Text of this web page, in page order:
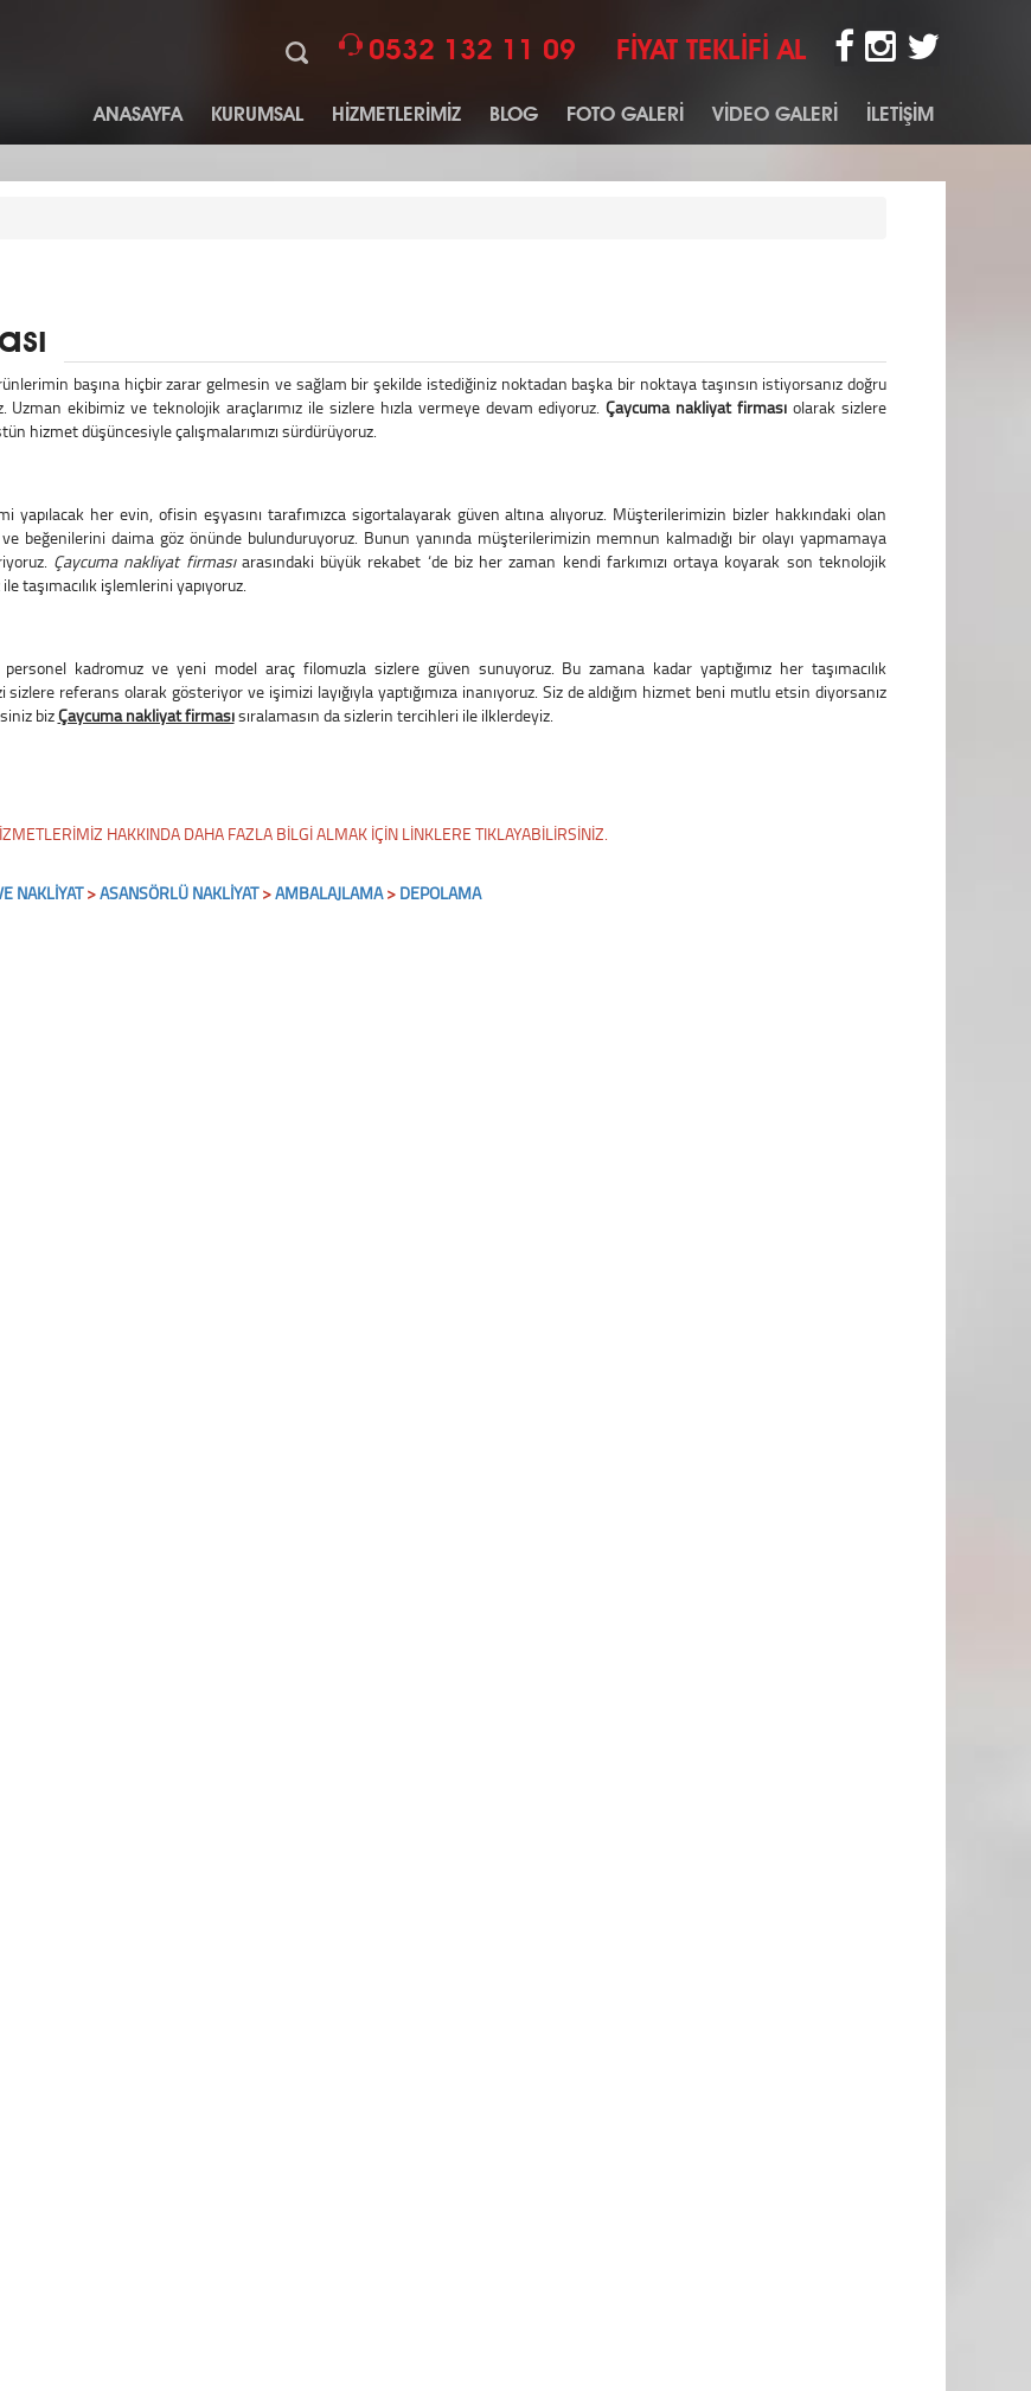
0532 132 11 09 FİYAT TEKLİFİ AL
ANASAYFA KURUMSAL HİZMETLERİMİZ BLOG FOTO GALERİ VİDEO GALERİ İLETİŞİM
başına hiçbir zarar gelmesin ve sağlam bir şekilde istediğiniz noktadan başka bir noktaya taşınsın istiyorsanız doğru
Uzman ekibimiz ve teknolojik araçlarımız ile sizlere hızla vermeye devam ediyoruz.Çaycuma nakliyat firması olarak sizlere
hizmet düşüncesiyle çalışmalarımızı sürdürüyoruz.
yapılacak her evin, ofisin eşyasını tarafımızca sigortalayarak güven altına alıyoruz. Müşterilerimizin bizler hakkındaki olan
ve beğenilerini daima göz önünde bulunduruyoruz. Bunun yanında müşterilerimizin memnun kalmadığı bir olayı yapmamaya
Çaycuma nakliyat firmasıarasındaki büyük rekabet ‘de biz her zaman kendi farkımızı ortaya koyarak son teknolojik
ile taşımacılık işlemlerini yapıyoruz.
kadromuz ve yeni model araç filomuzla sizlere güven sunuyoruz. Bu zamana kadar yaptığımız her taşımacılık
sizlere referans olarak gösteriyor ve işimizi layığıyla yaptığımıza inanıyoruz. Siz de aldığım hizmet beni mutlu etsin diyorsanız
bizÇaycuma nakliyat firmasısıralamasın da sizlerin tercihleri ile ilklerdeyiz.
HAKKINDA DAHA FAZLA BİLGİ ALMAK İÇİN LİNKLERE TIKLAYABİLİRSİNİZ.
NAKLİYAT >ASANSÖRLÜ NAKLİYAT >AMBALAJLAMA > DEPOLAMA